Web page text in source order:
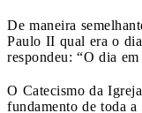
De maneira
Paulo II qual era o
respondeu: “O dia
O Catecismo da
fundamento de toda